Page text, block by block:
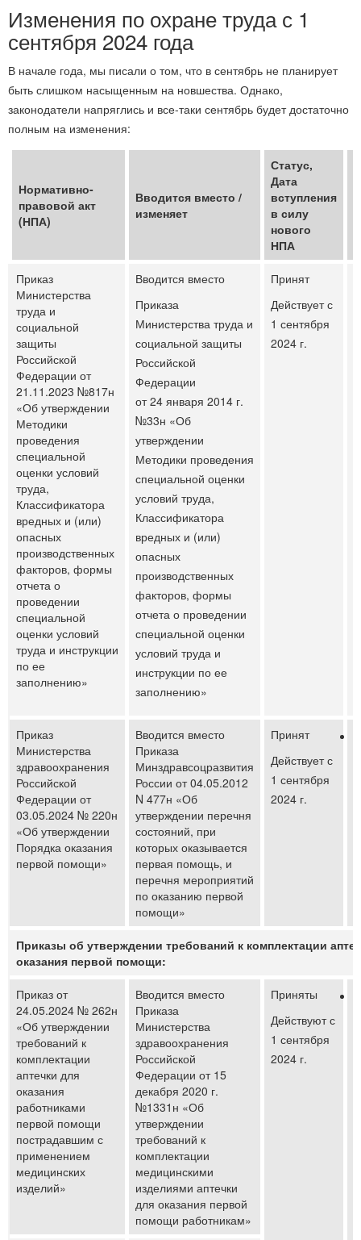
Изменения по охране труда с 1
сентября 2024 года
В начале года, мы писали о том, что в сентябрь не планирует
быть слишком насыщенным на новшества. Однако,
законодатели напряглись и все-таки сентябрь будет достаточно
полным на изменения:
Нормативно-
правовой акт
(НПА)
Вводится вместо /
изменяет
Статус,
Дата
вступления
в силу
нового
НПА
Приказ
Министерства
труда и
социальной
защиты
Российской
Федерации от
21.11.2023 №817н
«Об утверждении
Методики
проведения
специальной
оценки условий
труда,
Классификатора
вредных и (или)
опасных
производственных
факторов, формы
отчета о
проведении
специальной
оценки условий
труда и инструкции
по ее
заполнению»
Вводится вместо
Приказа
Министерства труда и
социальной защиты
Российской
Федерации
от 24 января 2014 г.
№33н «Об
утверждении
Методики проведения
специальной оценки
условий труда,
Классификатора
вредных и (или)
опасных
производственных
факторов, формы
отчета о проведении
специальной оценки
условий труда и
инструкции по ее
заполнению»
Принят
Действует с
1 сентября
2024 г.
Приказ
Министерства
здравоохранения
Российской
Федерации от
03.05.2024 № 220н
«Об утверждении
Порядка оказания
первой помощи»
Вводится вместо
Приказа
Минздравсоцразвития
России от 04.05.2012
N 477н «Об
утверждении перечня
состояний, при
которых оказывается
первая помощь, и
перечня мероприятий
по оказанию первой
помощи»
Принят
Действует с
1 сентября
2024 г.
Приказы об утверждении требований к комплектации
оказания первой помощи:
Приказ от
24.05.2024 № 262н
«Об утверждении
требований к
комплектации
аптечки для
оказания
работниками
первой помощи
пострадавшим с
применением
медицинских
изделий»
Вводится вместо
Приказа
Министерства
здравоохранения
Российской
Федерации от 15
декабря 2020 г.
№1331н «Об
утверждении
требований к
комплектации
медицинскими
изделиями аптечки
для оказания первой
помощи работникам»
Приняты
Действуют с
1 сентября
2024 г.